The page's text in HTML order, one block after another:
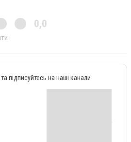
0,0
підписуйтесь на наші канали